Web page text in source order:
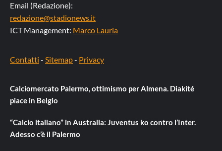
Email (Redazione):
redazione@stadionews.it
ICT Management: Marco Lauria
Contatti - Sitemap- Privacy
Calciomercato Palermo, ottimismo per Almena. Diakité
piace in Belgio
“Calcio italiano” in Australia: Juventus ko contro l’Inter.
Adesso c’è il Palermo